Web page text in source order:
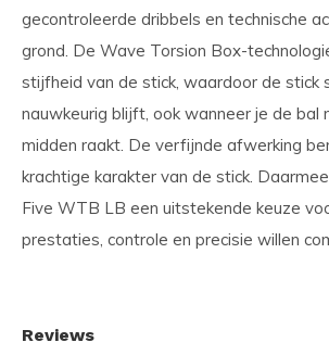
gecontroleerde dribbels en technische
grond. De Wave Torsion Box-
stijfheid van de stick, waardoor de stick
nauwkeurig blijft, ook wanneer je de bal
midden raakt. De verfijnde afwerking
krachtige karakter van de stick.
Five WTB LB een uitstekende keuze
prestaties, controle en precisie willen
Reviews